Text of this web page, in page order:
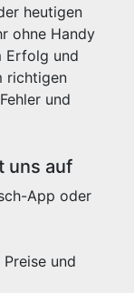
heutigen
ohne Handy
Erfolg und
richtigen
und
uns auf
App oder
und